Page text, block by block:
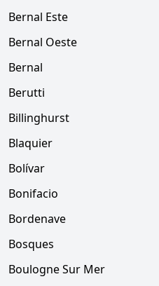
Bernal Este
Bernal Oeste
Bernal
Berutti
Billinghurst
Blaquier
Bolívar
Bonifacio
Bordenave
Bosques
Boulogne Sur Mer